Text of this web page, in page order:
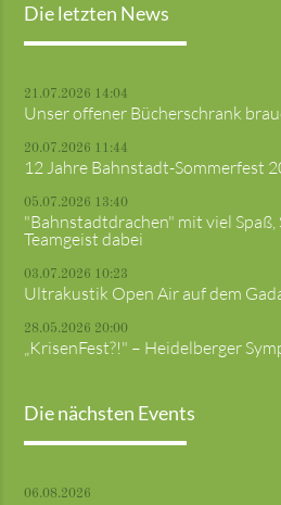
Die letzten News
21.07.2026 14:04
Unser offener Bücherschrank
20.07.2026 11:44
12 Jahre Bahnstadt-Sommerfest
05.07.2026 13:40
"Bahnstadtdrachen" mit viel Spaß,
Teamgeist dabei
03.07.2026 10:23
Ultrakustik Open Air auf dem
28.05.2026 20:00
„KrisenFest?!" – Heidelberger
Die nächsten Events
06.08.2026